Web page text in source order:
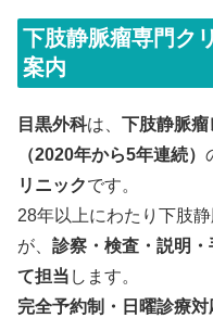
下肢静脈瘤専門ク
案内
目黒外科は、 下肢静脈
（2020年から5年連続）
リニックです。
28年以上にわたり下肢
が、 診察・検査・説明
て担当 します。
完全予約制・日曜診療対